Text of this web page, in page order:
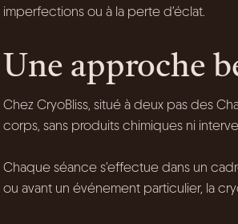
imperfections ou à la perte d’éclat.
Une approche
Chez CryoBliss, situé à deux pas des
corps, sans produits chimiques ni
Chaque séance s’effectue dans un
ou avant un événement particulier, la